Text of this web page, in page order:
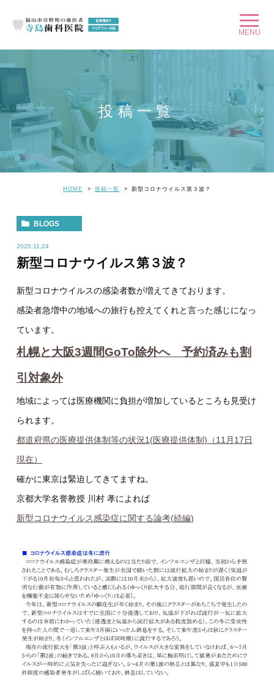
投稿一覧
HOME 投稿一覧 新型コロナウイルス第３波？
BLOGS
2020.11.24
新型コロナウイルス第３波？
新型コロナウイルスの感染者数が増えてきております。
感染者急増中の地域への旅行も控えてくれと言った感じになっ
ています。
札幌と大阪3週間GoTo除外へ 予約済みも割
引対象外
地域によっては医療機関に負担が増加しているところも見受け
られます。
都道府県の医療提供体制等の状況1(医療提供体制)（11月17日
現在）
確かに東京は緊迫してきてますね。
京都大学名誉教授 川村 孝によれば
新型コロナウイルス感染症に関する論考(続編)